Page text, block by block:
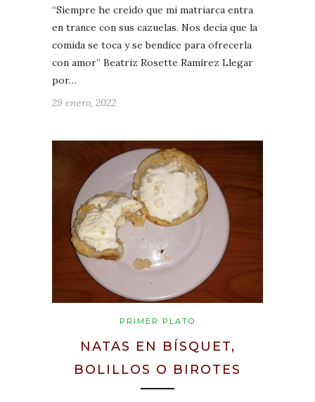
“Siempre he creído que mi matriarca entra
en trance con sus cazuelas. Nos decía que la
comida se toca y se bendice para ofrecerla
con amor” Beatriz Rosette Ramírez Llegar
por…
29 enero, 2022
PRIMER PLATO
NATAS EN BÍSQUET,
BOLILLOS O BIROTES